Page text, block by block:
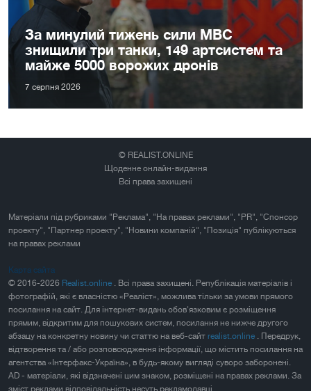
За минулий тижень сили МВС
знищили три танки, 149 артсистем та
майже 5000 ворожих дронів
7 серпня 2026
© REALIST.ONLINE
Щоденне онлайн-видання
Всі права захищені
Матеріали під рубриками "Реклама", "На правах реклами", "PR", "Спонсор
проекту", "Партнер проекту", "Новини компаній", "Позиція" публікуються
на правах реклами
Карта сайта
© 2016-2026 Realist.online . Всі права захищені. Републікація матеріалів і
фотографій, які є власністю «Реаліст», можлива тільки за умови прямого
посилання на сайт. Для інтернет-видань обов'язковим є розміщення
прямим, відкритим для пошукових систем, посилання не нижче другого
абзацу на конкретну новину чи статтю на веб-сайт realist.online . Передрук,
відтворення та / або розповсюдження інформації, що містить посилання на
агентства «Інтерфакс-Україна», в будь-якому вигляді суворо заборонені.
AD - матеріали, які відзначені цим знаком, розміщені на правах реклами. За